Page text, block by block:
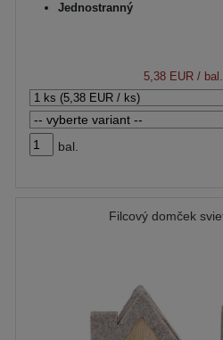
Jednostranný
5,38 EUR /
bal.
Filcový domček